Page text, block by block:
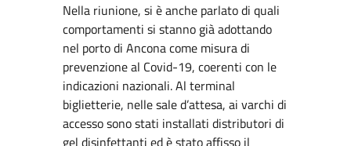
Nella riunione, si è anche parlato di quali
comportamenti si stanno già adottando
nel porto di Ancona come misura di
prevenzione al Covid-19, coerenti con le
indicazioni nazionali. Al terminal
biglietterie, nelle sale d’attesa, ai varchi di
accesso sono stati installati distributori di
gel disinfettanti ed è stato affisso il